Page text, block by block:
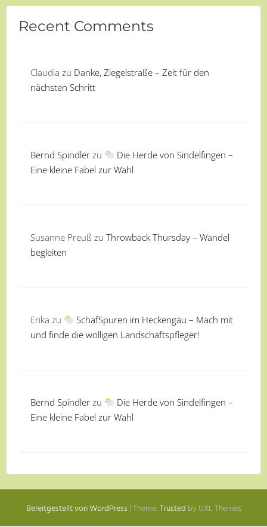
Recent Comments
Claudia zu Danke, Ziegelstraße – Zeit für den
nächsten Schritt
Bernd Spindler zu
Die Herde von Sindelfingen –
Eine kleine Fabel zur Wahl
Susanne Preuß zu Throwback Thursday – Wandel
begleiten
Erika zu
SchafSpuren im Heckengäu – Mach mit
und finde die wolligen Landschaftspfleger!
Bernd Spindler zu
Die Herde von Sindelfingen –
Eine kleine Fabel zur Wahl
Bereitgestellt von WordPress|Theme:Trusted by UXL Themes